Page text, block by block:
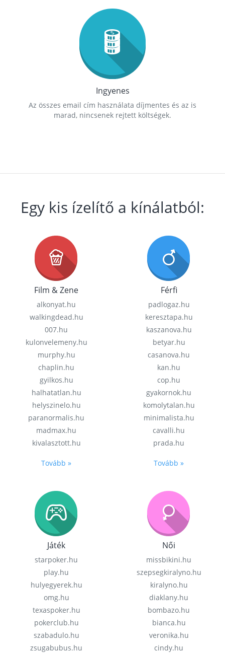
Ingyenes
Az összes email cím használata díjmentes és az is
marad, nincsenek rejtett költségek.
Egy kis ízelítő a kínálatból:
Film & Zene
alkonyat.hu
walkingdead.hu
007.hu
kulonvelemeny.hu
murphy.hu
chaplin.hu
gyilkos.hu
halhatatlan.hu
helyszinelo.hu
paranormalis.hu
madmax.hu
kivalasztott.hu
Tovább »
Férfi
padlogaz.hu
keresztapa.hu
kaszanova.hu
betyar.hu
casanova.hu
kan.hu
cop.hu
gyakornok.hu
komolytalan.hu
minimalista.hu
cavalli.hu
prada.hu
Tovább »
Játék
starpoker.hu
play.hu
hulyegyerek.hu
omg.hu
texaspoker.hu
pokerclub.hu
szabadulo.hu
zsugabubus.hu
Női
missbikini.hu
szepsegkiralyno.hu
kiralyno.hu
diaklany.hu
bombazo.hu
bianca.hu
veronika.hu
cindy.hu